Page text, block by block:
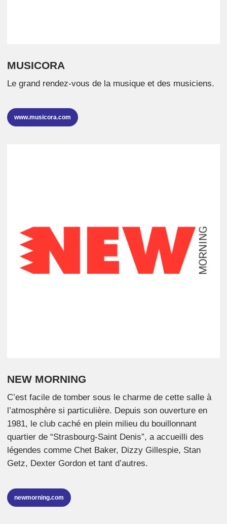
MUSICORA
Le grand rendez-vous de la musique et des musiciens.
www.musicora.com
NEW MORNING
C’est facile de tomber sous le charme de cette salle à
l’atmosphère si particulière. Depuis son ouverture en
1981, le club caché en plein milieu du bouillonnant
quartier de “Strasbourg-Saint Denis”, a accueilli des
légendes comme Chet Baker, Dizzy Gillespie, Stan
Getz, Dexter Gordon et tant d’autres.
newmorning.com